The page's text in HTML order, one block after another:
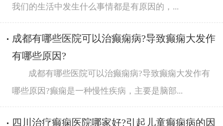
我们的生活中发生什么事情都是有原因的，...
成都有哪些医院可以治癫痫病?导致癫痫大发作
有哪些原因?
成都有哪些医院可以治癫痫病?导致癫痫大发作有
哪些原因?癫痫是一种慢性疾病，主要是脑部...
四川治疗癫痫医院哪家好?引起儿童癫痫病的因